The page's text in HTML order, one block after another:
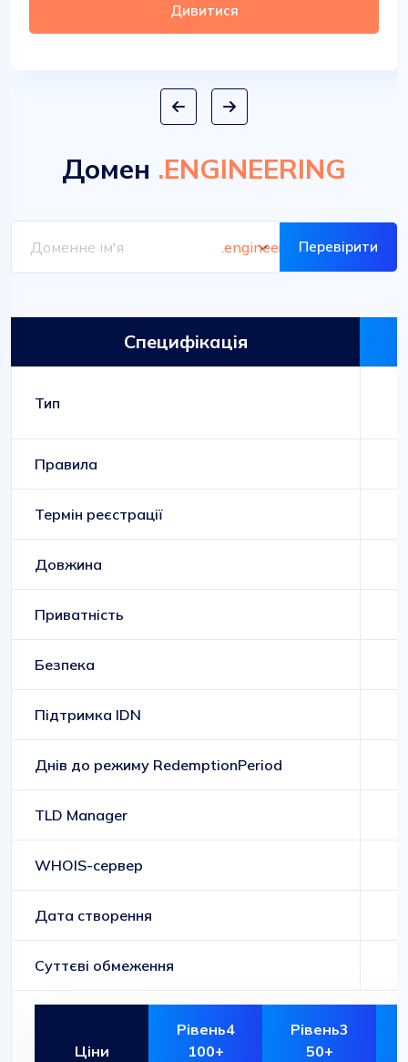
Дивитися
Домен .ENGINEERING
Перевірити
Специфікація
Тип
Правила
Термін реєстрації
Довжина
Приватність
Безпека
Підтримка IDN
Днів до режиму RedemptionPeriod
TLD Manager
WHOIS-сервер
Дата створення
Суттєві обмеження
Ціни
Рівень4
100+
Рівень3
50+